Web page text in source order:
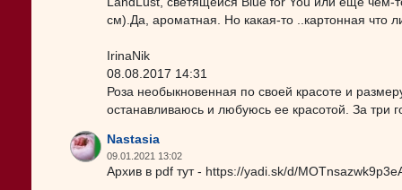
см).Да, ароматная. Но какая-то ..картонная что
IrinaNik
08.08.2017 14:31
Роза необыкновенная по своей красоте и
останавливаюсь и любуюсь ее красотой. За три
Nastasia
09.01.2021 13:02
Архив в pdf тут - https://yadi.sk/d/